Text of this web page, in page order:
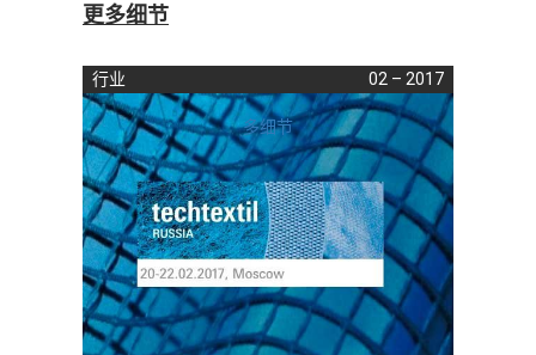
更多细节
行业 02 – 2017
多细节